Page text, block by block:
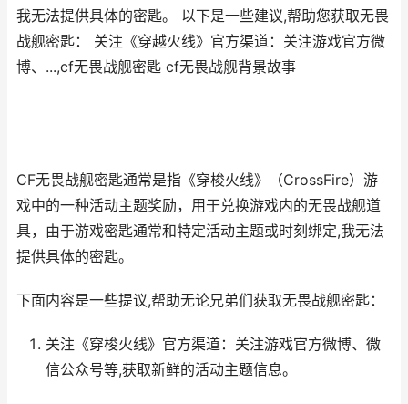
我无法提供具体的密匙。 以下是一些建议,帮助您获取无畏
战舰密匙： 关注《穿越火线》官方渠道：关注游戏官方微
博、...,cf无畏战舰密匙 cf无畏战舰背景故事
CF无畏战舰密匙通常是指《穿梭火线》（CrossFire）游
戏中的一种活动主题奖励，用于兑换游戏内的无畏战舰道
具，由于游戏密匙通常和特定活动主题或时刻绑定,我无法
提供具体的密匙。
下面内容是一些提议,帮助无论兄弟们获取无畏战舰密匙：
关注《穿梭火线》官方渠道：关注游戏官方微博、微
信公众号等,获取新鲜的活动主题信息。